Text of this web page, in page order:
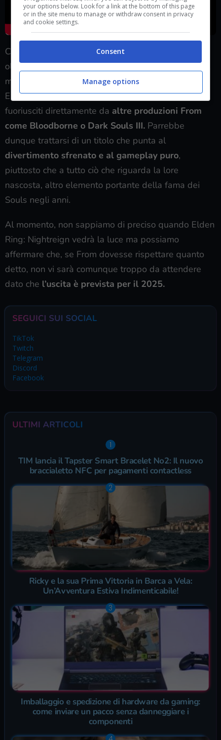
Ciò che ha molto attirato la curiosità dei fan però,
oltre all’inedita impostazione di gameplay, è stato il
mix tra la chiara ambientazione dell’Interregno di
Elden Ring e la presenza di nemici e personaggi,
fuoriusciti direttamente da altre produzioni From
come Bloodborne o Dark Souls III. Parrebbe
dunque trattarsi di un titolo che punta al
divertimento sfrenato e al gameplay puro,
piuttosto che a tutto ciò che riguarda la lore
nascosta, altro elemento portante della fama dei
Souls negli anni.
Al momento, non sappiamo di preciso quando Elden
Ring: Nightreign vedrà la luce ma possiamo
affermare che, se From dovesse rispettare quanto
detto, non vi sarà comunque troppo da attendere
dato che l’uscita è prevista per il 2025.
SEGUICI SUI SOCIAL
TikTok
Twitch
Telegram
Discord
Facebook
ULTIMI ARTICOLI
TIM lancia il Tapster Smart Bracelet No2: Il nuovo
braccialetto NFC per pagamenti contactless
Ricky e la sua Prima Vittoria in Barca a Vela:
Un’Avventura Estiva Indimenticabile!
Imballaggio e spedizione di hardware da gaming:
come inviare un pacco senza danneggiare i
componenti
your options below. Look for a link at the bottom of this page
or in the site menu to manage or withdraw consent in privacy
and cookie settings.
Consent
Manage options